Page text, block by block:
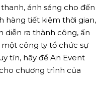
ánh sáng cho đến
hàng tiết kiệm thời gian,
diễn ra thành công, ấn
công ty tổ chức sự
tín, hãy để An Event
chương trình của